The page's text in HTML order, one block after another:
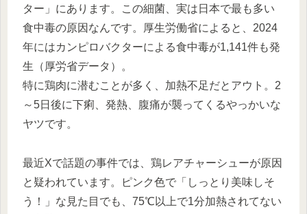
ター」にあります。この細菌、実は日本で最も多い
食中毒の原因なんです。厚生労働省によると、2024
年にはカンピロバクターによる食中毒が1,141件も発
生（厚労省データ）。
特に鶏肉に潜むことが多く、加熱不足だとアウト。2
～5日後に下痢、発熱、腹痛が襲ってくるやっかいな
ヤツです。
最近Xで話題の事件では、鶏レアチャーシューが原因
と疑われています。ピンク色で「しっとり美味しそ
う！」な見た目でも、75℃以上で1分加熱されてない